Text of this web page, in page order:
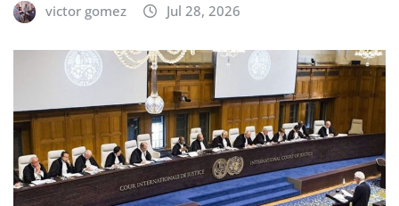
victor gomez Jul 28, 2026